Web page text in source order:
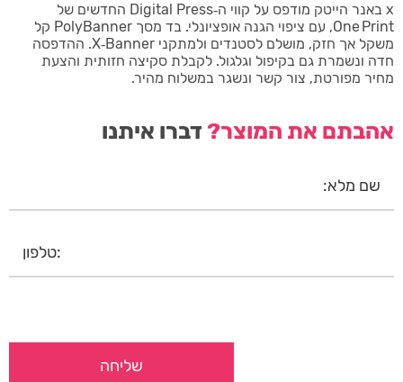
x באנר הייטק מודפס על קווי ה‑Digital Press החדשים של
One Print, עם ציפוי הגנה אופציונלי. בד מסך PolyBanner קל
משקל אך חזק, מושלם לסטנדים ולמתקני X‑Banner. ההדפסה
חדה ונשמרת גם בקיפול וגלגול. לקבלת סקיצה חזותית והצעת
מחיר מפורטת, צור קשר ונשגר במשלוח מהיר.
אהבתם את המוצר?דברו איתנו